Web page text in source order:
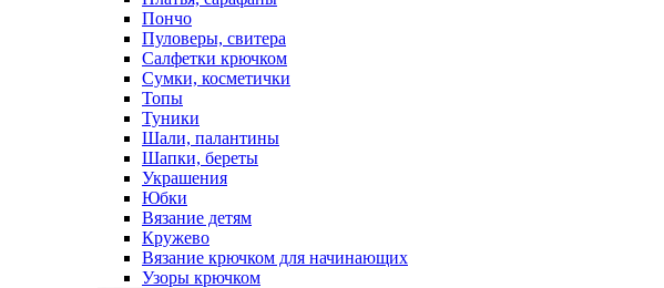
Пончо
Пуловеры, свитера
Салфетки крючком
Сумки, косметички
Топы
Туники
Шали, палантины
Шапки, береты
Украшения
Юбки
Вязание детям
Кружево
Вязание крючком для начинающих
Узоры крючком